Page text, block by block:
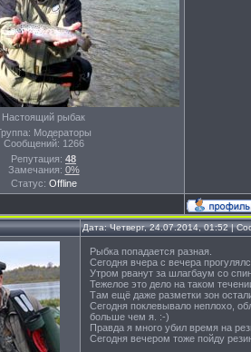
Настоящий рыбак
Модераторы
Сообщений: 1266
Репутация: 48
Замечания: 0%
Статус: Offline
Дата: Четверг, 24.07.2014, 01:52 |
Рыбка попадается разная.
Сегодня вчера с вечера
Утром рванут за шлагбаум со
Тежелое это дело на таком
Там ещё даже разметки зон
Сегодня поклевывало неплохо,
больше чем я. :-)
Правда я много убил время на
Сегодня вечером тоже пойду